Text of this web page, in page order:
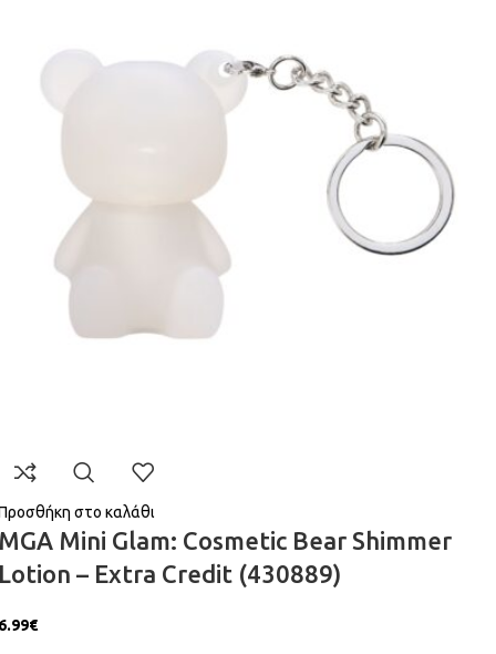
στο καλάθι
Mini Glam: Cosmetic Bear Shimmer
– Extra Credit (430889)
€